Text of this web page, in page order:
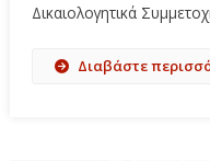
Δικαιολογητικά
Διαβάστε